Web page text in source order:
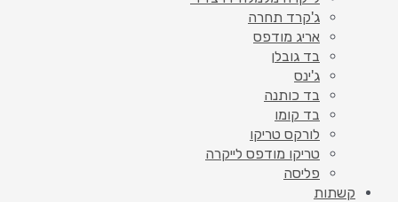
ג'קרד תחרה
אריג מודפס
בד גובלן
ג'ינס
בד כותנה
בד קומו
לורקס טריקו
טריקו מודפס לייקרה
פליסה
קשתות